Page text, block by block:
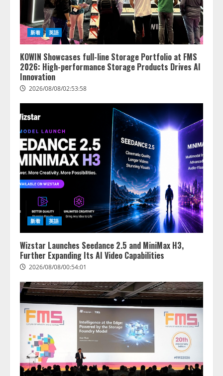
2026/08/07/13:53:50
ナレッジワーク、AIエンジニア油
井 誠（@myui）が入社。「セール
スAIエージェントOS」「営業領域
の業界特化LLM」の開発とAI研究
開発をリード
2026/08/07/10:54:31
新着 英語
KOWIN Showcases full-line Storage Portfolio at FMS
2026: High-performance Storage Products Drives AI
Innovation
2026/08/08/02:53:58
新着 英語
Wizstar Launches Seedance 2.5 and MiniMax H3,
Further Expanding Its AI Video Capabilities
2026/08/08/00:54:01